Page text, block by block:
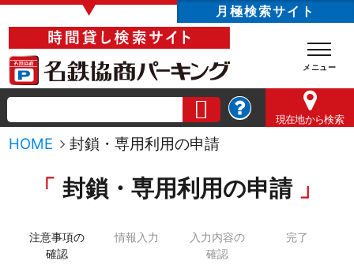
▼ 月極検索サイト
現在地から検索
HOME 封鎖・専用利用の申請
封鎖・専用利用の申請
注意事項の
確認
情報入力
入力内容の
確認
完了